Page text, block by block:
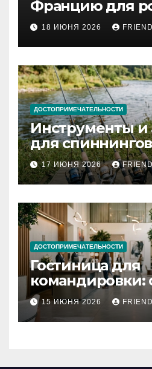
Францию для
2026 году:
и список
документов
18 ИЮНЯ 2026
ДОСТОПРИМЕЧАТЕЛЬНОСТИ
Инструменты и
для
рыбалки:
типы
17 ИЮНЯ 2026
ДОСТОПРИМЕЧАТЕЛЬНОСТИ
Гостиница для
командировки:
критерии
15 ИЮНЯ 2026